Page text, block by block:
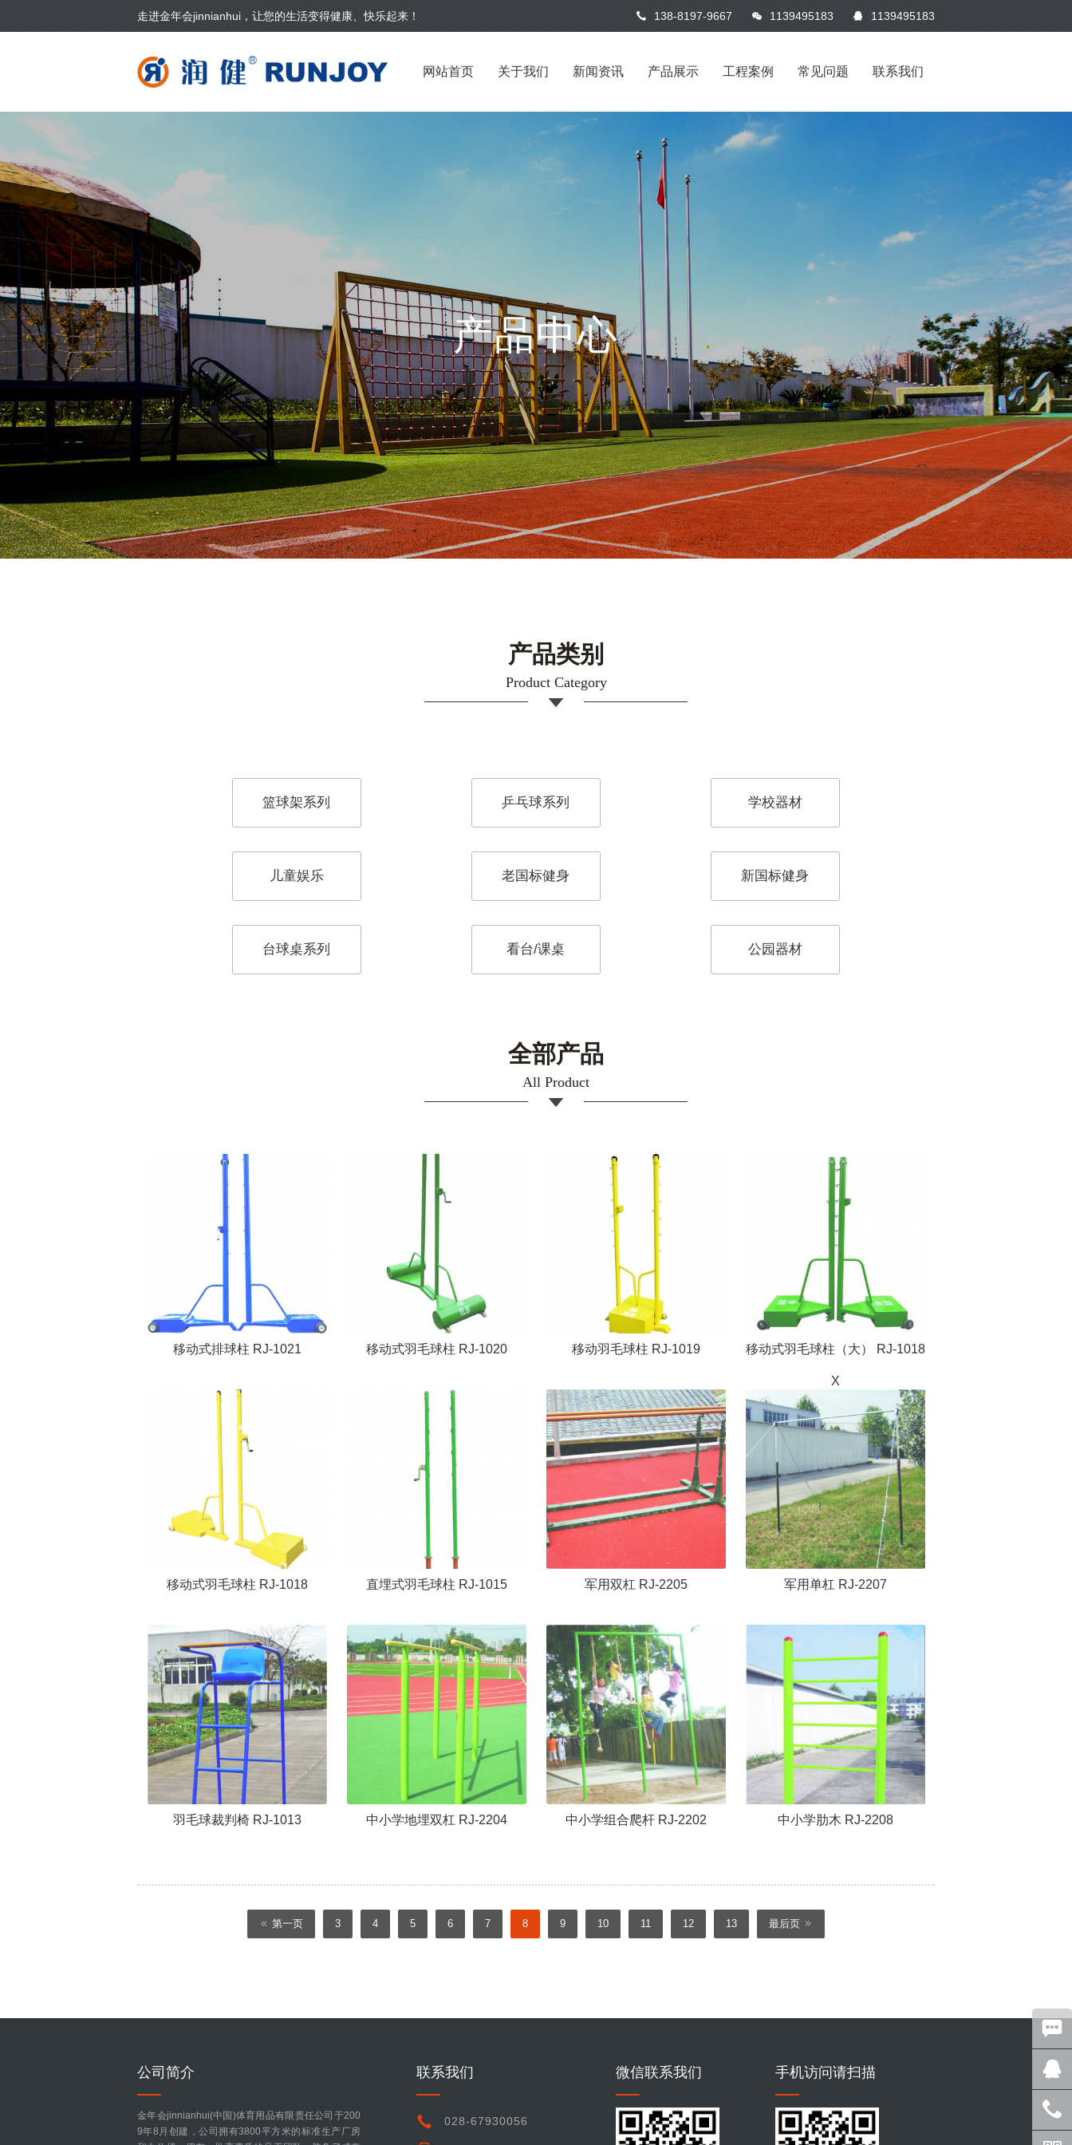
走进金年会jinnianhui，让您的生活变得健康、快乐起来！ 138-8197-9667 1139495183 1139495183
网站首页 关于我们 新闻资讯 产品展示 工程案例 常见问题 联系我们
产品中心
产品类别
Product Category
篮球架系列 乒乓球系列 学校器材
儿童娱乐 老国标健身 新国标健身
台球桌系列 看台/课桌 公园器材
全部产品
All Product
移动式排球柱 RJ-1021 移动式羽毛球柱 RJ-1020 移动羽毛球柱 RJ-1019 移动式羽毛球柱（大） RJ-1018
X
移动式羽毛球柱 RJ-1018 直埋式羽毛球柱 RJ-1015 军用双杠 RJ-2205 军用单杠 RJ-2207
羽毛球裁判椅 RJ-1013 中小学地埋双杠 RJ-2204 中小学组合爬杆 RJ-2202 中小学肋木 RJ-2208
第一页 3 4 5 6 7 8 9 10 11 12 13 最后页
公司简介
金年会jinnianhui(中国)体育用品有限责任公司于200
9年8月创建，公司拥有3800平方米的标准生产厂房
联系我们
028-67930056
微信联系我们 手机访问请扫描